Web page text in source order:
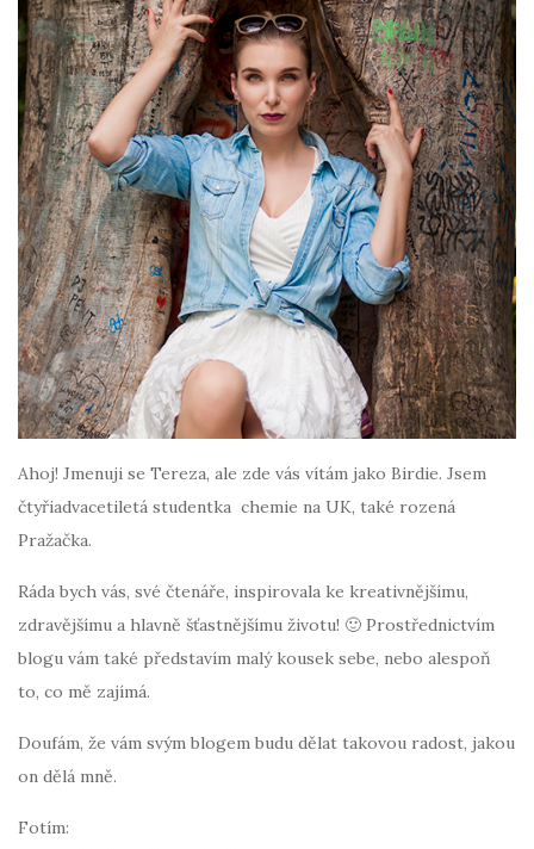
Ahoj! Jmenuji se Tereza, ale zde vás vítám jako Birdie. Jsem
čtyřiadvacetiletá studentka chemie na UK, také rozená
Pražačka.
Ráda bych vás, své čtenáře, inspirovala ke kreativnějšímu,
zdravějšímu a hlavně šťastnějšímu životu! 🙂 Prostřednictvím
blogu vám také představím malý kousek sebe, nebo alespoň
to, co mě zajímá.
Doufám, že vám svým blogem budu dělat takovou radost, jakou
on dělá mně.
Fotím: